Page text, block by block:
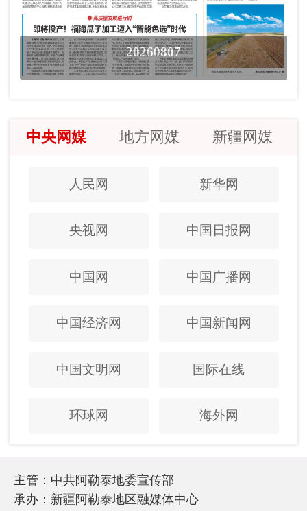
20260807
中央网媒 地方网媒 新疆网媒
人民网 新华网
央视网 中国日报网
中国网 中国广播网
中国经济网 中国新闻网
中国文明网 国际在线
环球网 海外网
主管：中共阿勒泰地委宣传部
承办：新疆阿勒泰地区融媒体中心